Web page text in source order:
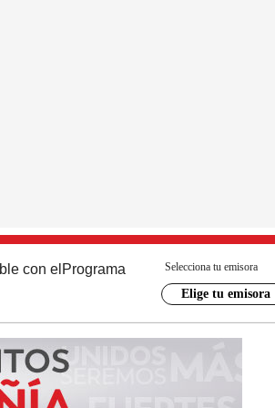
con el Programa Selecciona tu emisora
Elige tu emisora